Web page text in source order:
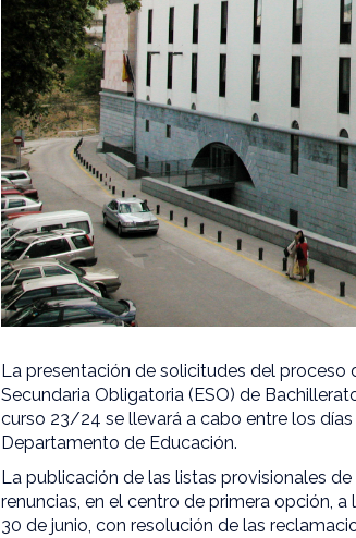
La presentación de solicitudes del
Secundaria Obligatoria (ESO) de
curso 23/24 se llevará a cabo entre los
Departamento de Educación.
La publicación de las listas provisionales
renuncias, en el centro de primera opción,
30 de junio, con resolución de las